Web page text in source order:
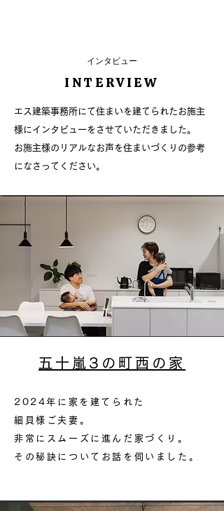
インタビュー
INTERVIEW
エス建築事務所にて住まいを建てられたお施主
様にインタビューをさせていただきました。
​お施主様のリアルなお声を住まいづくりの参考
になさってください。
五十嵐3の町西の家​
2024年に家を建てられた
細貝様ご夫妻。
非常にスムーズに進んだ家づくり。
その秘訣についてお話を伺いました。